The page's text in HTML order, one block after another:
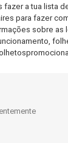
fazer a tua lista
para fazer
sobre as